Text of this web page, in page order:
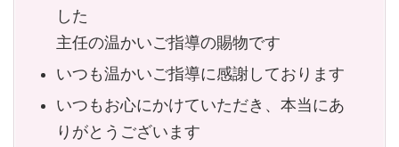
した
主任の温かいご指導の賜物です
いつも温かいご指導に感謝しております
いつもお心にかけていただき、本当にあ
りがとうございます